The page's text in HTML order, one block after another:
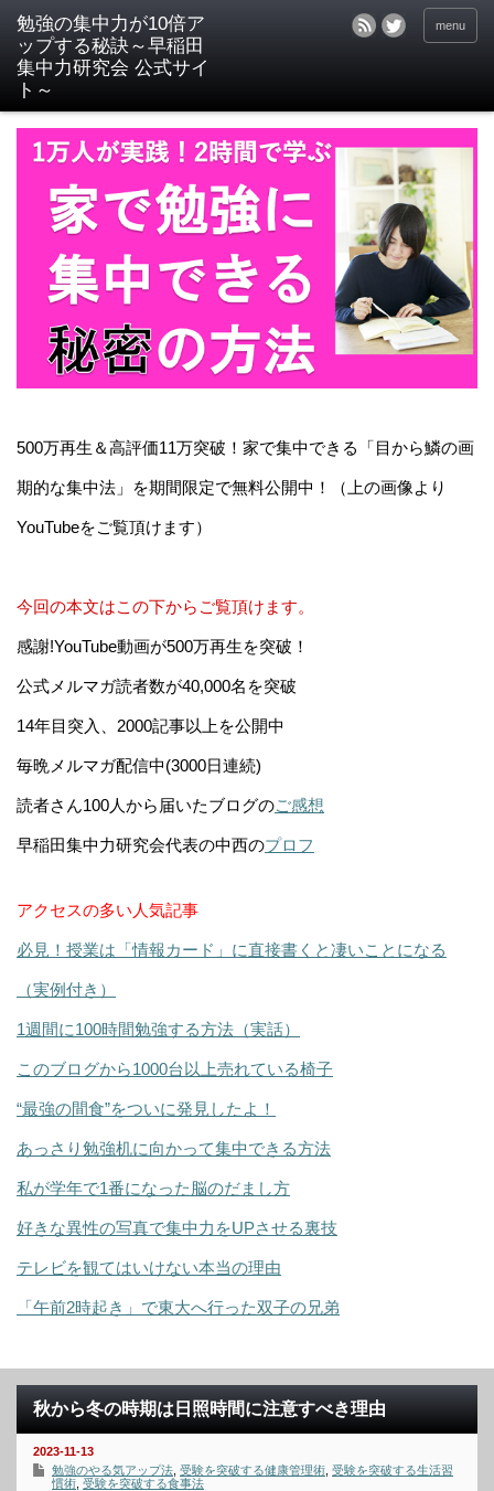
menu
500万再生＆高評価11万突破！家で集中できる「目から鱗の画
期的な集中法」を期間限定で無料公開中！（上の画像より
YouTubeをご覧頂けます）
今回の本文はこの下からご覧頂けます。
感謝!YouTube動画が500万再生を突破！
公式メルマガ読者数が40,000名を突破
14年目突入、2000記事以上を公開中
毎晩メルマガ配信中(3000日連続)
読者さん100人から届いたブログのご感想
早稲田集中力研究会代表の中西のプロフ
アクセスの多い人気記事
必見！授業は「情報カード」に直接書くと凄いことになる
（実例付き）
1週間に100時間勉強する方法（実話）
このブログから1000台以上売れている椅子
“最強の間食”をついに発見したよ！
あっさり勉強机に向かって集中できる方法
私が学年で1番になった脳のだまし方
好きな異性の写真で集中力をUPさせる裏技
テレビを観てはいけない本当の理由
「午前2時起き」で東大へ行った双子の兄弟
秋から冬の時期は日照時間に注意すべき理由
2023-11-13
勉強のやる気アップ法 受験を突破する健康管理術 受験を突破する生活習
慣術 受験を突破する食事法